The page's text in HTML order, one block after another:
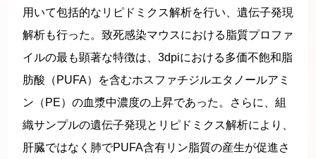
用いて包括的なリピドミクス解析を行い、遺伝子発現
解析も行った。致死感染マウスにおける脂質プロファ
イルの最も顕著な特徴は、3dpiにおける多価不飽和脂
肪酸（PUFA）を含むホスファチジルエタノールアミ
ン（PE）の血漿中濃度の上昇であった。さらに、組
織サンプルの遺伝子発現とリピドミクス解析により、
肝臓ではなく肺でPUFA含有リン脂質の産生が促進さ